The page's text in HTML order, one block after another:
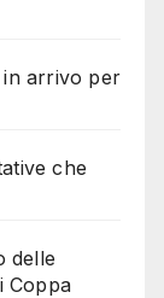
in arrivo per
che
delle
Coppa